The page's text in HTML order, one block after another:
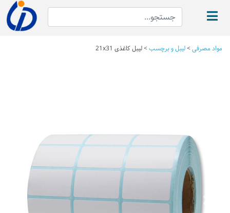
مواد مصرفی>لیبل و برچسب>لیبل کاغذی 21x31
Previous